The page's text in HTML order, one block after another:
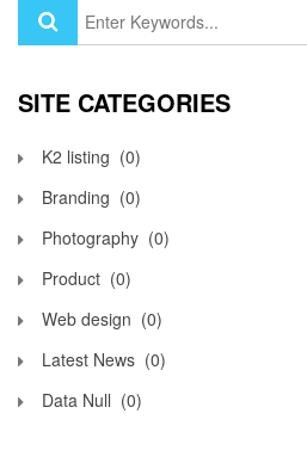
SITE CATEGORIES
K2 listing (0)
Branding (0)
Photography (0)
Product (0)
Web design (0)
Latest News (0)
Data Null (0)